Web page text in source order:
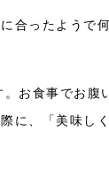
合ったようで何
お食事でお腹
に、「美味しく